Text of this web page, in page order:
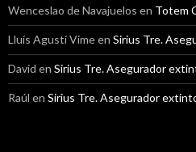
Wenceslao de Navajuelos en Totem
Lluís Agustí Vimeen Sirius Tre.
David en Sirius Tre. Asegurador
Raúl en Sirius Tre. Asegurador